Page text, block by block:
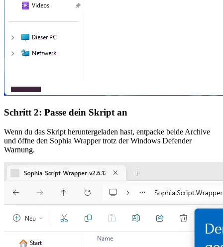
Schritt 2: Passe dein Skript an
Wenn du das Skript heruntergeladen hast, entpacke beide Archive
und öffne den Sophia Wrapper trotz der Windows Defender
Warnung.